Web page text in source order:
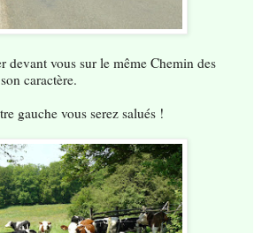
devant vous sur le même Chemin des
caractère.
gauche vous serez salués !